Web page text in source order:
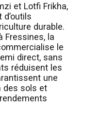
et Lotfi Frikha,
durable.
Fressines, la
le
direct, sans
réduisent les
une
des sols et